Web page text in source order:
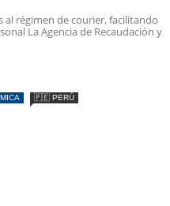
al régimen de courier, facilitando
La Agencia de Recaudación y
🇵🇪 PERÚ